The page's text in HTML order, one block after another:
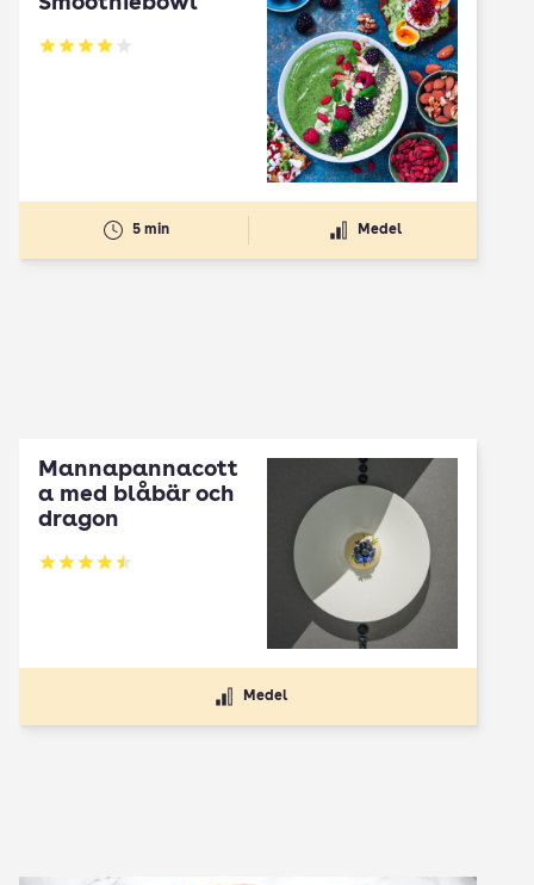
Betyg: 3.95 av 5
5 min Medel
Mannapannacott
a med blåbär och
dragon
Betyg: 4.5 av 5
Medel